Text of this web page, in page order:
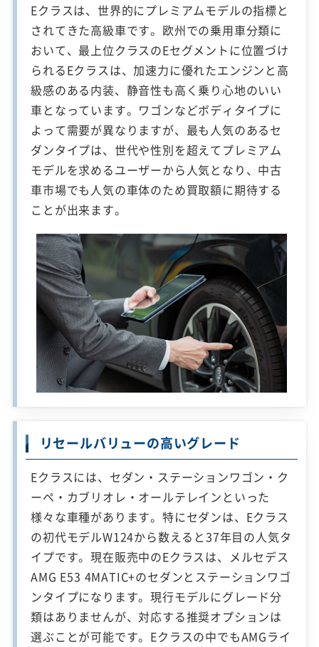
Eクラスは、世界的にプレミアムモデルの指標と
されてきた高級車です。欧州での乗用車分類に
おいて、最上位クラスのEセグメントに位置づけ
られるEクラスは、加速力に優れたエンジンと高
級感のある内装、静音性も高く乗り心地のいい
車となっています。ワゴンなどボディタイプに
よって需要が異なりますが、最も人気のあるセ
ダンタイプは、世代や性別を超えてプレミアム
モデルを求めるユーザーから人気となり、中古
車市場でも人気の車体のため買取額に期待する
ことが出来ます。
リセールバリューの高いグレード
Eクラスには、セダン・ステーションワゴン・ク
ーペ・カブリオレ・オールテレインといった
様々な車種があります。特にセダンは、Eクラス
の初代モデルW124から数えると37年目の人気タ
イプです。現在販売中のEクラスは、メルセデス
AMG E53 4MATIC+のセダンとステーションワゴ
ンタイプになります。現行モデルにグレード分
類はありませんが、対応する推奨オプションは
選ぶことが可能です。Eクラスの中でもAMGライ